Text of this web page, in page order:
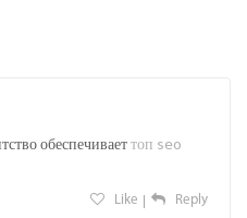
обеспечиваеттоп seo
Like Reply